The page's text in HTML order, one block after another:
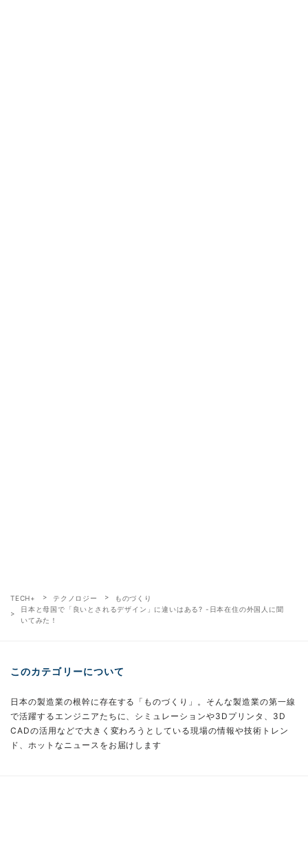
TECH+ テクノロジー
ものづくり
日本と母国で「良いとされるデザイン」に違いはある? -日本在住の外国人に聞
いてみた！
このカテゴリーについて
日本の製造業の根幹に存在する「ものづくり」。そんな製造業の第一線
で活躍するエンジニアたちに、シミュレーションや3Dプリンタ、3D
CADの活用などで大きく変わろうとしている現場の情報や技術トレン
ド、ホットなニュースをお届けします